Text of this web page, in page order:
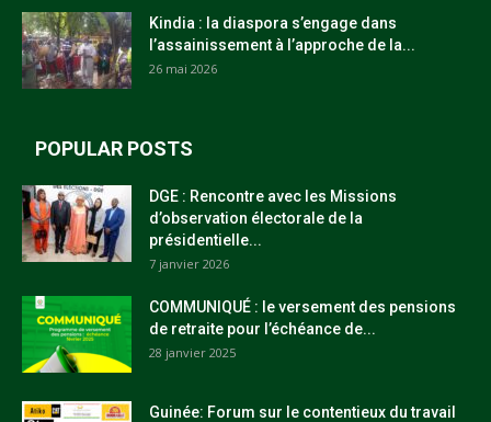
Kindia : la diaspora s’engage dans
l’assainissement à l’approche de la...
26 mai 2026
POPULAR POSTS
DGE : Rencontre avec les Missions
d’observation électorale de la
présidentielle...
7 janvier 2026
COMMUNIQUÉ : le versement des pensions
de retraite pour l’échéance de...
28 janvier 2025
Guinée: Forum sur le contentieux du travail